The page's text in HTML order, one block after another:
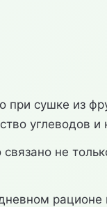
при сушке из
углеводов и
не
рационе